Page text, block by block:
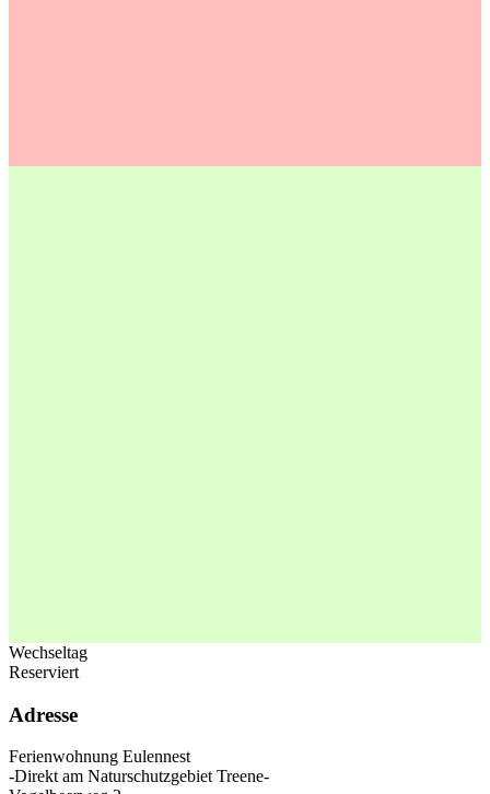
Wechseltag
Reserviert
Adresse
Ferienwohnung Eulennest
-Direkt am Naturschutzgebiet Treene-